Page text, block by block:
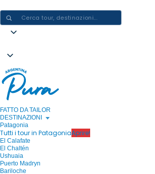
FATTO DA TAILOR
DESTINAZIONI
Patagonia
Tutti i tour in PatagoniaAprire!
El Calafate
El Chaltén
Ushuaia
Puerto Madryn
Bariloche